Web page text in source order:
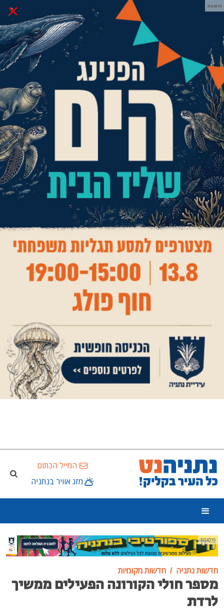
× פרסומת
המייל הכתום
מזג אוויר בנתניה
פרסומת
חדשות נתניה חדשות מקומיות
מספר חולי הקורונה הפעילים ממשיך
לרדת